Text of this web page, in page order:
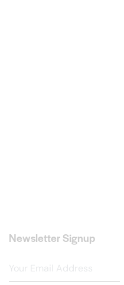
Newsletter Signup